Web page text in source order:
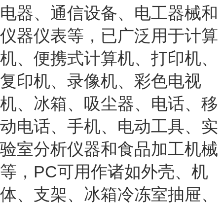
电器、通信设备、电工器械和
仪器仪表等，已广泛用于计算
机、便携式计算机、打印机、
复印机、录像机、彩色电视
机、冰箱、吸尘器、电话、移
动电话、手机、电动工具、实
验室分析仪器和食品加工机械
等，PC可用作诸如外壳、机
体、支架、冰箱冷冻室抽屉、